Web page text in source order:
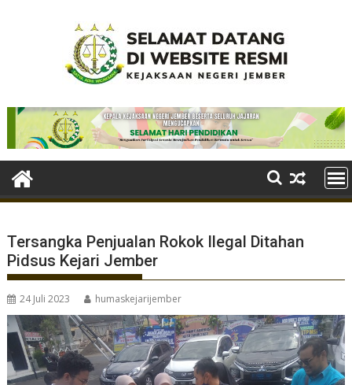
Tersangka Penjualan Rokok Ilegal Ditahan
Pidsus Kejari Jember
24 Juli 2023 humaskejarijember